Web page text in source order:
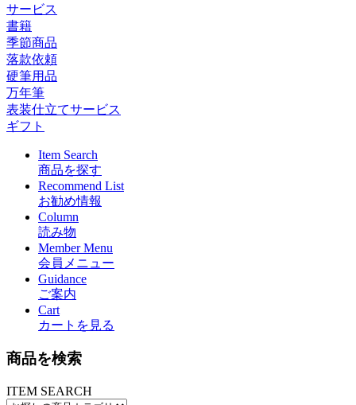
サービス
書籍
季節商品
落款依頼
硬筆用品
万年筆
表装仕立てサービス
ギフト
Item Search
商品を探す
Recommend List
お勧め情報
Column
読み物
Member Menu
会員メニュー
Guidance
ご案内
Cart
カートを見る
商品を検索
ITEM SEARCH